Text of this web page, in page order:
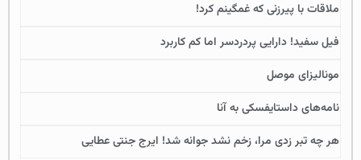
ملاقات با پیرزنی که غمگینم کرد!
فیل سفید! دارایی پردردسر اما کم کاربرد
مونالیزای موصل
نامه‌های داستایفسکی به آنا
هر چه تبر زدی مرا، زخم نشد جوانه شد! ایرج جنتی عطایی